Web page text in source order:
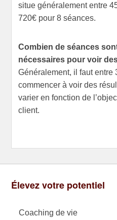
situe généralement entre
720€ pour 8 séances.
Combien de séances
nécessaires pour voir
Généralement, il faut entre
commencer à voir des
varier en fonction de
client.
Élevez votre potentiel
Coaching de vie